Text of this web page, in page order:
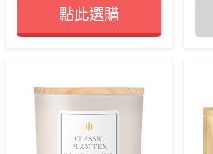
點此選購